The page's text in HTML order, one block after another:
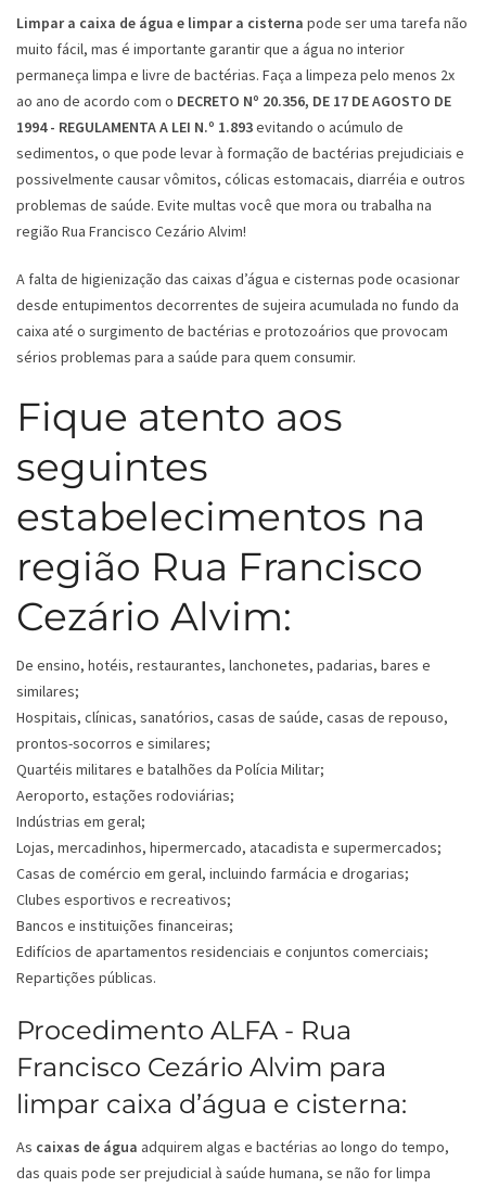
Limpar a caixa de água e limpar a cisterna pode ser uma tarefa não
muito fácil, mas é importante garantir que a água no interior
permaneça limpa e livre de bactérias. Faça a limpeza pelo menos 2x
ao ano de acordo com o DECRETO Nº 20.356, DE 17 DE AGOSTO DE
1994 - REGULAMENTA A LEI N.º 1.893evitando o acúmulo de
sedimentos, o que pode levar à formação de bactérias prejudiciais e
possivelmente causar vômitos, cólicas estomacais, diarréia e outros
problemas de saúde. Evite multas você que mora ou trabalha na
região Rua Francisco Cezário Alvim!
A falta de higienização das caixas d’água e cisternas pode ocasionar
desde entupimentos decorrentes de sujeira acumulada no fundo da
caixa até o surgimento de bactérias e protozoários que provocam
sérios problemas para a saúde para quem consumir.
Fique atento aos
seguintes
estabelecimentos na
região Rua Francisco
Cezário Alvim:
De ensino, hotéis, restaurantes, lanchonetes, padarias, bares e
similares;
Hospitais, clínicas, sanatórios, casas de saúde, casas de repouso,
prontos-socorros e similares;
Quartéis militares e batalhões da Polícia Militar;
Aeroporto, estações rodoviárias;
Indústrias em geral;
Lojas, mercadinhos, hipermercado, atacadista e supermercados;
Casas de comércio em geral, incluindo farmácia e drogarias;
Clubes esportivos e recreativos;
Bancos e instituições financeiras;
Edifícios de apartamentos residenciais e conjuntos comerciais;
Repartições públicas.
Procedimento ALFA - Rua
Francisco Cezário Alvim para
limpar caixa d’água e cisterna:
As caixas de água adquirem algas e bactérias ao longo do tempo,
das quais pode ser prejudicial à saúde humana, se não for limpa